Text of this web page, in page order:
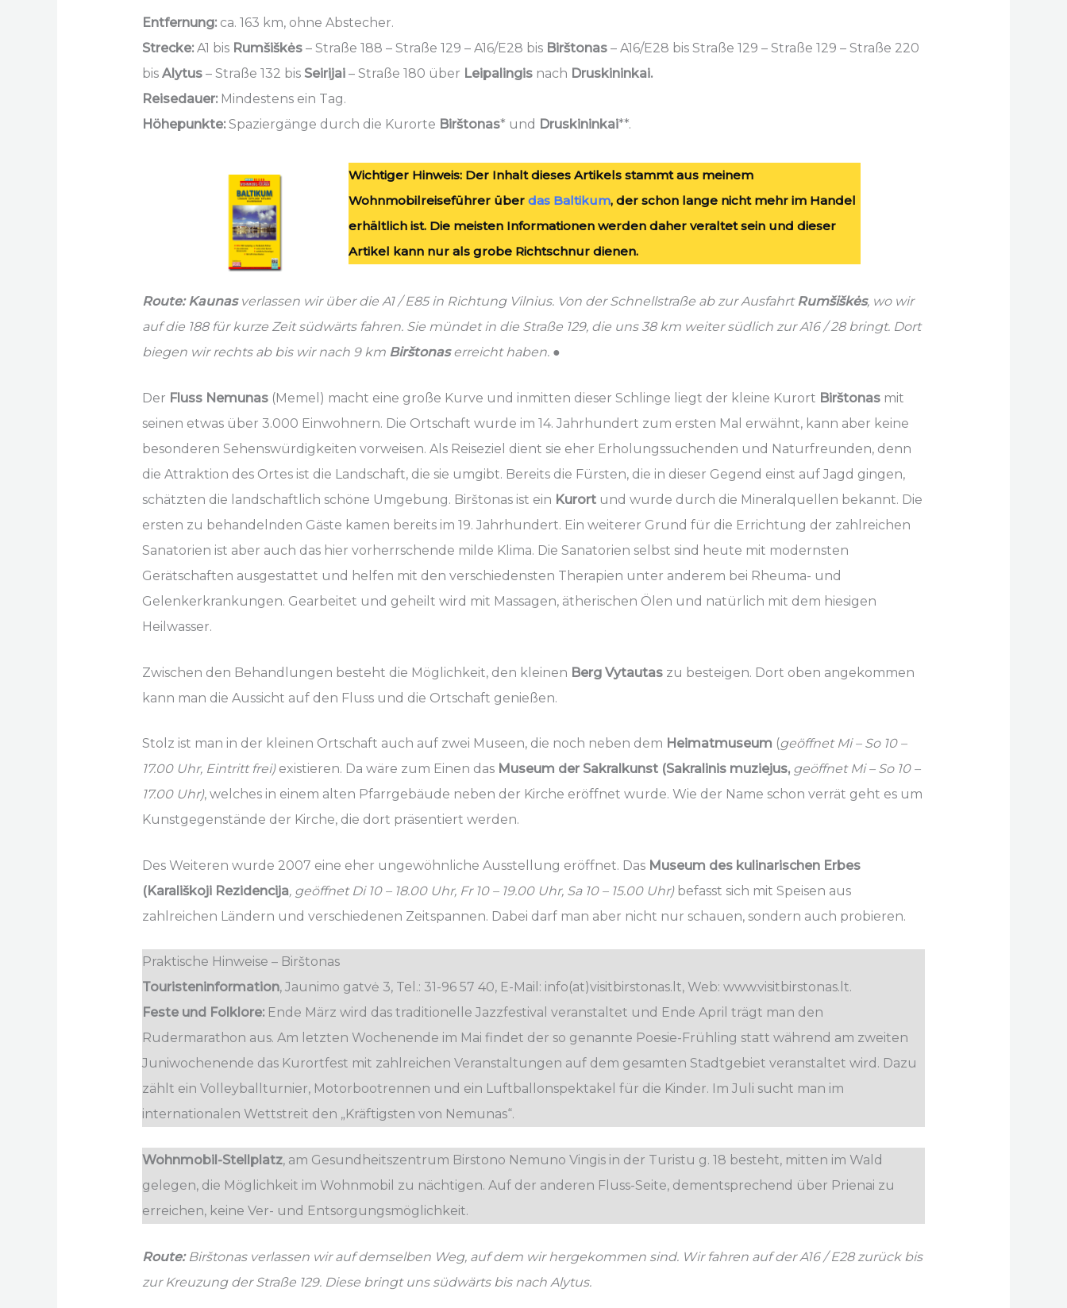
Entfernung:ca. 163 km, ohne Abstecher.
Strecke:A1 bis Rumšiškės– Straße 188 – Straße 129 – A16/E28 bis Birštonas– A16/E28 bis Straße 129 – Straße 129 – Straße 220
bis Alytus– Straße 132 bis Seirijai– Straße 180 über Leipalingisnach Druskininkai.
Reisedauer: Mindestens ein Tag.
Höhepunkte:Spaziergänge durch die Kurorte Birštonas* und Druskininkai**.
Wichtiger Hinweis: Der Inhalt dieses Artikels stammt aus meinem
Wohnmobilreiseführer überdas Baltikum, der schon lange nicht mehr im Handel
erhältlich ist. Die meisten Informationen werden daher veraltet sein und dieser
Artikel kann nur als grobe Richtschnur dienen.
Route: Kaunasverlassen wir über die A1 / E85 in Richtung Vilnius. Von der Schnellstraße ab zur AusfahrtRumšiškės, wo wir
auf die 188 für kurze Zeit südwärts fahren. Sie mündet in die Straße 129, die uns 38 km weiter südlich zur A16 / 28 bringt. Dort
biegen wir rechts ab bis wir nach 9 km Birštonaserreicht haben. ●
Der Fluss Nemunas(Memel) macht eine große Kurve und inmitten dieser Schlinge liegt der kleine Kurort Birštonasmit
seinen etwas über 3.000 Einwohnern. Die Ortschaft wurde im 14. Jahrhundert zum ersten Mal erwähnt, kann aber keine
besonderen Sehenswürdigkeiten vorweisen. Als Reiseziel dient sie eher Erholungssuchenden und Naturfreunden, denn
die Attraktion des Ortes ist die Landschaft, die sie umgibt. Bereits die Fürsten, die in dieser Gegend einst auf Jagd gingen,
schätzten die landschaftlich schöne Umgebung. Birštonas ist ein Kurortund wurde durch die Mineralquellen bekannt. Die
ersten zu behandelnden Gäste kamen bereits im 19. Jahrhundert. Ein weiterer Grund für die Errichtung der zahlreichen
Sanatorien ist aber auch das hier vorherrschende milde Klima. Die Sanatorien selbst sind heute mit modernsten
Gerätschaften ausgestattet und helfen mit den verschiedensten Therapien unter anderem bei Rheuma- und
Gelenkerkrankungen. Gearbeitet und geheilt wird mit Massagen, ätherischen Ölen und natürlich mit dem hiesigen
Heilwasser.
Zwischen den Behandlungen besteht die Möglichkeit, den kleinen Berg Vytautaszu besteigen. Dort oben angekommen
kann man die Aussicht auf den Fluss und die Ortschaft genießen.
Stolz ist man in der kleinen Ortschaft auch auf zwei Museen, die noch neben dem Heimatmuseum (geöffnet Mi – So 10 –
17.00 Uhr, Eintritt frei)existieren. Da wäre zum Einen das Museum der Sakralkunst (Sakralinis muziejus,geöffnet Mi – So 10 –
17.00 Uhr), welches in einem alten Pfarrgebäude neben der Kirche eröffnet wurde. Wie der Name schon verrät geht es um
Kunstgegenstände der Kirche, die dort präsentiert werden.
Des Weiteren wurde 2007 eine eher ungewöhnliche Ausstellung eröffnet. Das Museum des kulinarischen Erbes
(Karališkoji Rezidencija, geöffnet Di 10 – 18.00 Uhr, Fr 10 – 19.00 Uhr, Sa 10 – 15.00 Uhr)befasst sich mit Speisen aus
zahlreichen Ländern und verschiedenen Zeitspannen. Dabei darf man aber nicht nur schauen, sondern auch probieren.
Praktische Hinweise – Birštonas
Touristeninformation, Jaunimo gatvė 3, Tel.: 31-96 57 40, E-Mail: info(at)visitbirstonas.lt, Web: www.visitbirstonas.lt.
Feste und Folklore: Ende März wird das traditionelle Jazzfestival veranstaltet und Ende April trägt man den
Rudermarathon aus. Am letzten Wochenende im Mai findet der so genannte Poesie-Frühling statt während am zweiten
Juniwochenende das Kurortfest mit zahlreichen Veranstaltungen auf dem gesamten Stadtgebiet veranstaltet wird. Dazu
zählt ein Volleyballturnier, Motorbootrennen und ein Luftballonspektakel für die Kinder. Im Juli sucht man im
internationalen Wettstreit den „Kräftigsten von Nemunas“.
Wohnmobil-Stellplatz, am Gesundheitszentrum Birstono Nemuno Vingis in der Turistu g. 18 besteht, mitten im Wald
gelegen, die Möglichkeit im Wohnmobil zu nächtigen. Auf der anderen Fluss-Seite, dementsprechend über Prienai zu
erreichen, keine Ver- und Entsorgungsmöglichkeit.
Route:Birštonas verlassen wir auf demselben Weg, auf dem wir hergekommen sind. Wir fahren auf der A16 / E28 zurück bis
zur Kreuzung der Straße 129. Diese bringt uns südwärts bis nach Alytus.